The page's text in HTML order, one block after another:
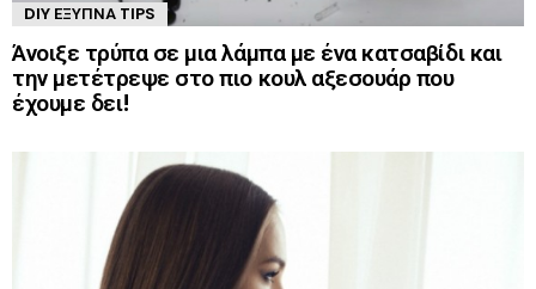
DIY ΈΞΥΠΝΑ TIPS
Άνοιξε τρύπα σε μια λάμπα με ένα κατσαβίδι και
την μετέτρεψε στο πιο κουλ αξεσουάρ που
έχουμε δει!